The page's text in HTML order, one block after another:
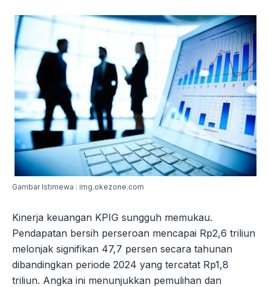
Gambar Istimewa : img.okezone.com
Kinerja keuangan KPIG sungguh memukau.
Pendapatan bersih perseroan mencapai Rp2,6 triliun
melonjak signifikan 47,7 persen secara tahunan
dibandingkan periode 2024 yang tercatat Rp1,8
triliun. Angka ini menunjukkan pemulihan dan